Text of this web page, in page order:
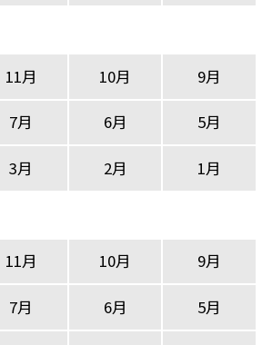
11月 10月 9月
7月 6月 5月
3月 2月 1月
11月 10月 9月
7月 6月 5月